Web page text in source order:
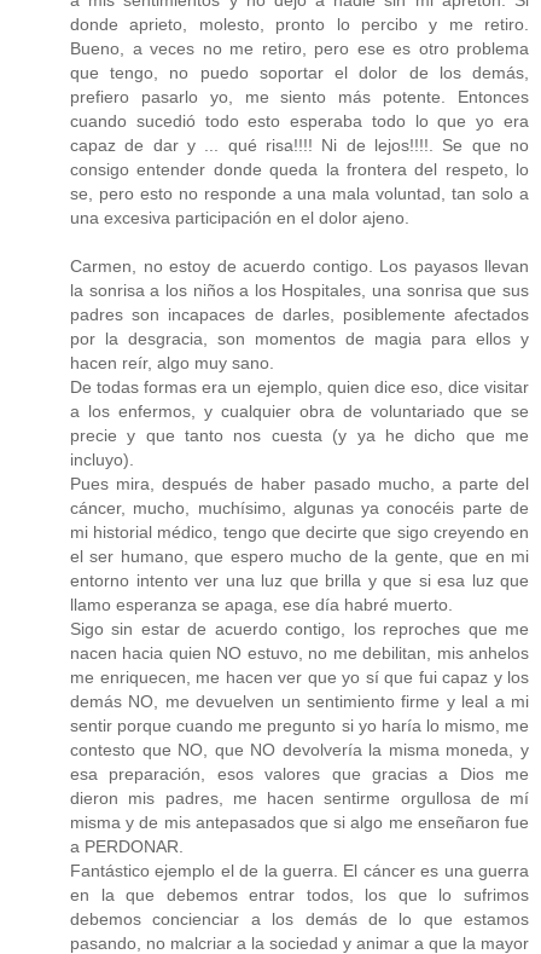
donde aprieto, molesto, pronto lo percibo y me retiro.
Bueno, a veces no me retiro, pero ese es otro problema
que tengo, no puedo soportar el dolor de los demás,
prefiero pasarlo yo, me siento más potente. Entonces
cuando sucedió todo esto esperaba todo lo que yo era
capaz de dar y ... qué risa!!!! Ni de lejos!!!!. Se que no
consigo entender donde queda la frontera del respeto, lo
se, pero esto no responde a una mala voluntad, tan solo a
una excesiva participación en el dolor ajeno.
Carmen, no estoy de acuerdo contigo. Los payasos llevan
la sonrisa a los niños a los Hospitales, una sonrisa que sus
padres son incapaces de darles, posiblemente afectados
por la desgracia, son momentos de magia para ellos y
hacen reír, algo muy sano.
De todas formas era un ejemplo, quien dice eso, dice visitar
a los enfermos, y cualquier obra de voluntariado que se
precie y que tanto nos cuesta (y ya he dicho que me
incluyo).
Pues mira, después de haber pasado mucho, a parte del
cáncer, mucho, muchísimo, algunas ya conocéis parte de
mi historial médico, tengo que decirte que sigo creyendo en
el ser humano, que espero mucho de la gente, que en mi
entorno intento ver una luz que brilla y que si esa luz que
llamo esperanza se apaga, ese día habré muerto.
Sigo sin estar de acuerdo contigo, los reproches que me
nacen hacia quien NO estuvo, no me debilitan, mis anhelos
me enriquecen, me hacen ver que yo sí que fui capaz y los
demás NO, me devuelven un sentimiento firme y leal a mi
sentir porque cuando me pregunto si yo haría lo mismo, me
contesto que NO, que NO devolvería la misma moneda, y
esa preparación, esos valores que gracias a Dios me
dieron mis padres, me hacen sentirme orgullosa de mí
misma y de mis antepasados que si algo me enseñaron fue
a PERDONAR.
Fantástico ejemplo el de la guerra. El cáncer es una guerra
en la que debemos entrar todos, los que lo sufrimos
debemos concienciar a los demás de lo que estamos
pasando, no malcriar a la sociedad y animar a que la mayor